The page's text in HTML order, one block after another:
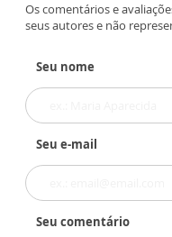
Os comentários e
seus autores e não
Seu nome
Seu e-mail
Seu comentário